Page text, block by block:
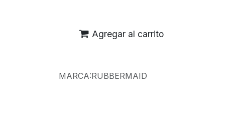
Agregar al carrito
MARCA:RUBBERMAID